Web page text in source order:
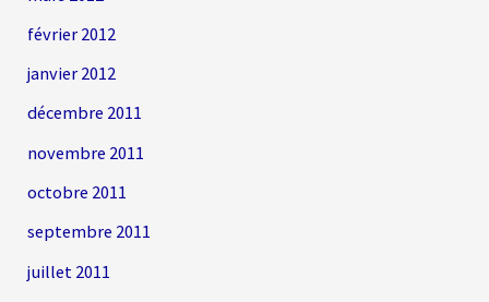
février 2012
janvier 2012
décembre 2011
novembre 2011
octobre 2011
septembre 2011
juillet 2011